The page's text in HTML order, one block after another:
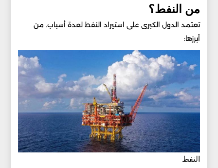
من النفط؟
تعتمد الدول الكبرى على استيراد النفط لعدة أسباب. من
أبرزها:
النفط